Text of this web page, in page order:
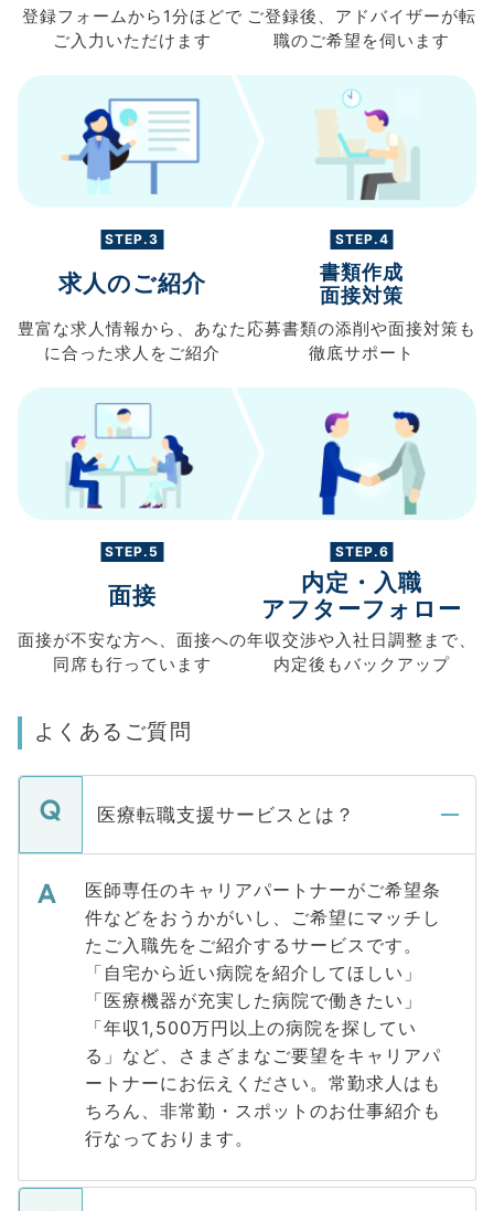
登録フォームから 1分ほどで
ご入力 いただけます
ご登録後、 アドバイザーが転
職のご希望を伺います
STEP.3
求人のご紹介
豊富な求人情報から、 あなた
に合った求人を ご紹介
STEP.4
書類作成
面接対策
応募書類の添削や面接対策も
徹底サポート
STEP.5
面接
面接が不安な方へ、 面接への
同席も行っています
STEP.6
内定・入職
アフターフォロー
年収交渉や入社日調整まで、
内定後もバックアップ
よくあるご質問
医療転職支援サービスとは？
医師専任のキャリアパートナーがご希望条
件などをおうかがいし、ご希望にマッチし
たご入職先をご紹介するサービスです。
「自宅から近い病院を紹介してほしい」
「医療機器が充実した病院で働きたい」
「年収1,500万円以上の病院を探してい
る」など、さまざまなご要望をキャリアパ
ートナーにお伝えください。常勤求人はも
ちろん、非常勤・スポットのお仕事紹介も
行なっております。